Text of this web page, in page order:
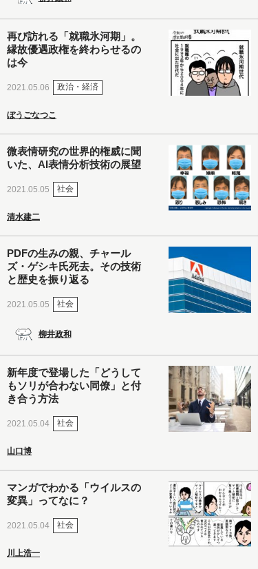
再び訪れる「就職氷河期」。
縁故優遇政権を終わらせるの
は今
2021.05.06 政治・経済
ぼうごなつこ
微表情研究の世界的権威に聞
いた、AI表情分析技術の展望
2021.05.05 社会
清水建二
PDFの生みの親、チャール
ズ・ゲシキ氏死去。その技術
と歴史を振り返る
2021.05.05 社会
柳井政和
新年度で登場した「どうして
もソリが合わない同僚」と付
き合う方法
2021.05.04 社会
山口博
マンガでわかる「ウイルスの
変異」ってなに？
2021.05.04 社会
川上浩一